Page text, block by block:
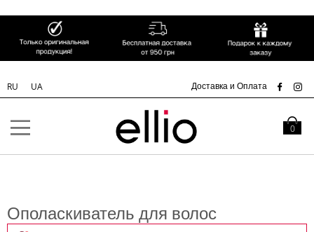
Skip to
RU UA Доставка и Оплата
Моя
0
Ополаскиватель для волос